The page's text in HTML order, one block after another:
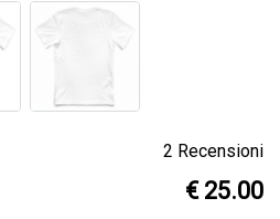
2 Recensioni
€ 25.00